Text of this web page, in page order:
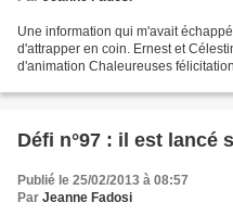
Une information qui m'avait
d'attrapper en coin. Ernest et
d'animation Chaleureuses
Défi n°97 : il est lancé
Publié le 25/02/2013 à 08:57
Par Jeanne Fadosi